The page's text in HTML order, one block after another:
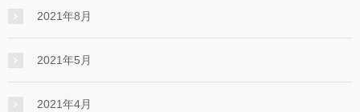
2021年8月
2021年5月
2021年4月